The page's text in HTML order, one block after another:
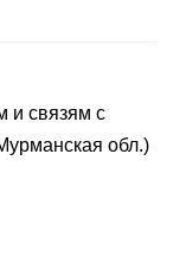
и связям с
обл.)